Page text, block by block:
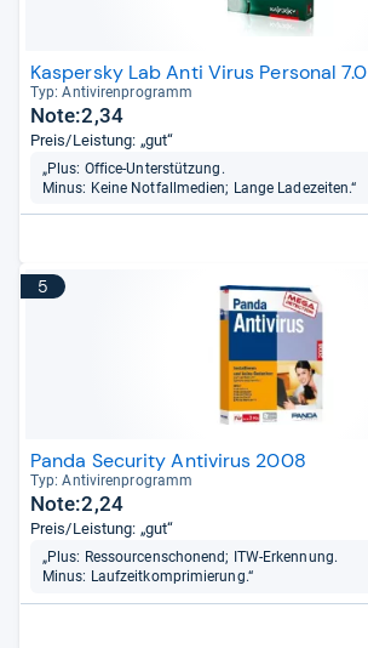
Kaspersky Lab Anti Virus Personal 7.0
Typ: Anti­vi­ren­pro­gramm
Note:2,34
Preis/Leistung: „gut“
„Plus: Office-Unterstützung.
Minus: Keine Notfallmedien; Lange Ladezeiten.“
5
Panda Security Antivirus 2008
Typ: Anti­vi­ren­pro­gramm
Note:2,24
Preis/Leistung: „gut“
„Plus: Ressourcenschonend; ITW-Erkennung.
Minus: Laufzeitkomprimierung.“